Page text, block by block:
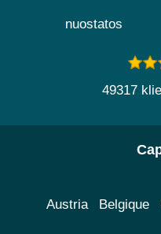
nuostatos
49317
Austria Belgique